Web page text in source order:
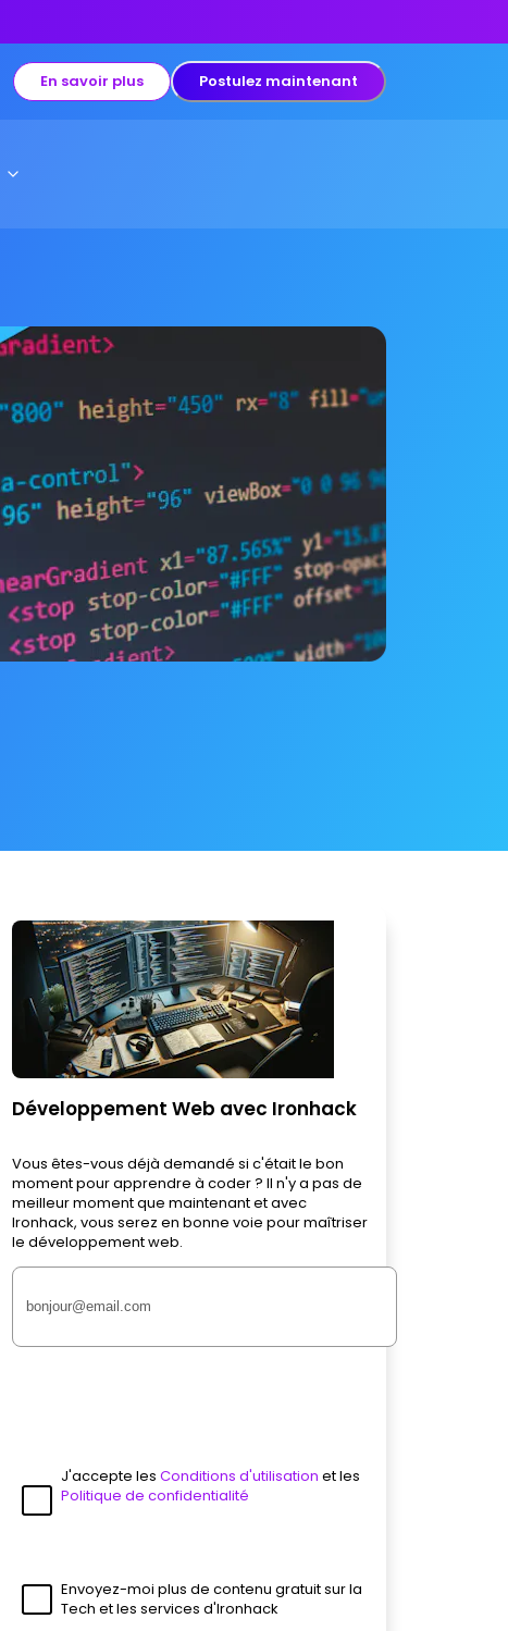
En savoir plus Postulez maintenant
Développement Web avec Ironhack
Vous êtes-vous déjà demandé si c'était le bon
moment pour apprendre à coder ? Il n'y a pas de
meilleur moment que maintenant et avec
Ironhack, vous serez en bonne voie pour maîtriser
le développement web.
J'accepte les Conditions d'utilisation et les
Politique de confidentialité
Envoyez-moi plus de contenu gratuit sur la
Tech et les services d'Ironhack